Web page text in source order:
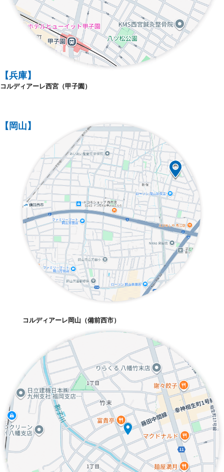
【兵庫】
コルディアーレ西宮（甲子園）
【岡山】
コルディアーレ岡山（備前西市）